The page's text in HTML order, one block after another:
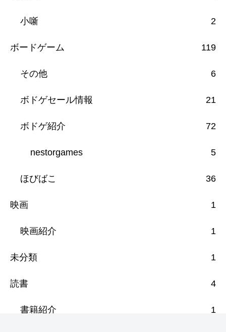
小噺 2
ボードゲーム 119
その他 6
ボドゲセール情報 21
ボドゲ紹介 72
nestorgames 5
ほびばこ 36
映画 1
映画紹介 1
未分類 1
読書 4
書籍紹介 1